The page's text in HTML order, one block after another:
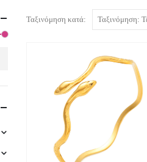
Ταξινόμηση κατά: